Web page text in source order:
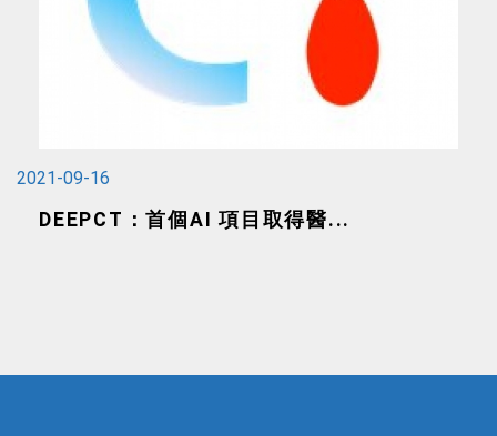
2021-09-16
DEEPCT：首個AI 項目取得醫...